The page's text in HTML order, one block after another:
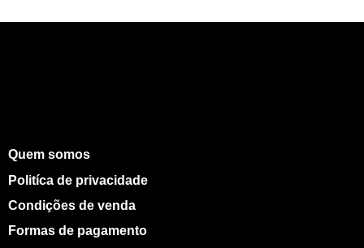
Quem somos
Politíca de privacidade
Condições de venda
Formas de pagamento